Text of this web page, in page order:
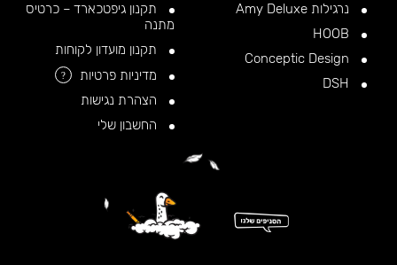
נרגילות Amy Deluxe
תקנון גיפטכארד – כרטיס
מתנה
תקנון מועדון לקוחות
מדיניות פרטיות
?
הצהרת נגישות
החשבון שלי